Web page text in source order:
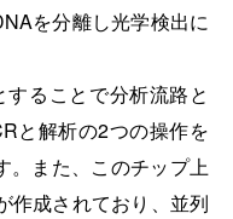
を分離し光学検出に
ることで分析流路と
と解析の2つの操作を
。また、このチップ上
作成されており、並列